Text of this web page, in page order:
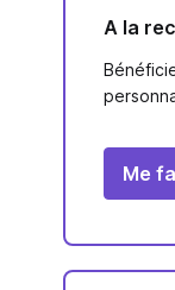
A la
Me